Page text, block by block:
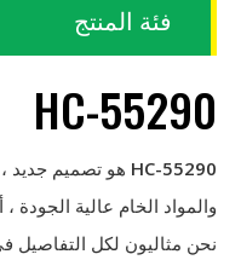
فئة المنتج
HC-55290
HC-55290 هو تصميم جديد ،
والمواد الخام عالية الجودة ،
نحن مثاليون لكل التفاصيل